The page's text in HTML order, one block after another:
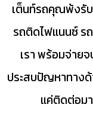
เต็นท์รถคุณพ้งรับ
รถติดไฟแนนซ์ ร
เรา พร้อมจ่าย
ประสบปัญหาทาง
แค่ติดต่อม